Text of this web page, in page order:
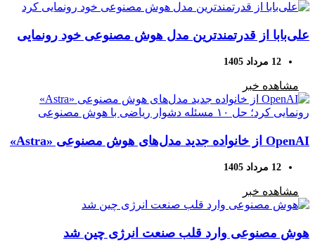
علی‌بابا از قدرتمندترین مدل هوش مصنوعی خود رونمایی
12 مرداد 1405
مشاهده خبر
OpenAI از خانواده جدید مدل‌های هوش مصنوعی «Astra»
12 مرداد 1405
مشاهده خبر
هوش مصنوعی وارد قلب صنعت انرژی چین شد